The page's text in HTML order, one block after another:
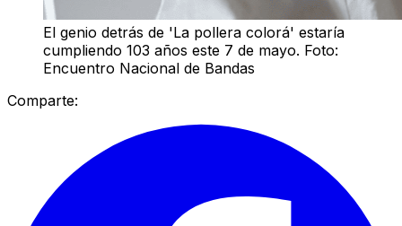
El genio detrás de 'La pollera colorá' estaría
cumpliendo 103 años este 7 de mayo. Foto:
Encuentro Nacional de Bandas
Comparte: